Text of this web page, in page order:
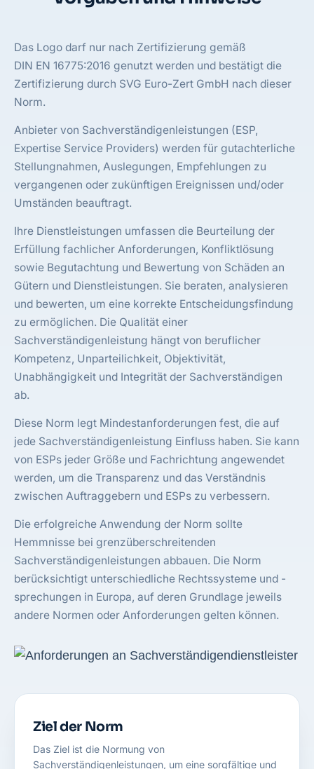
Das Logo darf nur nach Zertifizierung gemäß
DIN EN 16775:2016 genutzt werden und bestätigt die
Zertifizierung durch SVG Euro-Zert GmbH nach dieser
Norm.
Anbieter von Sachverständigenleistungen (ESP,
Expertise Service Providers) werden für gutachterliche
Stellungnahmen, Auslegungen, Empfehlungen zu
vergangenen oder zukünftigen Ereignissen und/oder
Umständen beauftragt.
Ihre Dienstleistungen umfassen die Beurteilung der
Erfüllung fachlicher Anforderungen, Konfliktlösung
sowie Begutachtung und Bewertung von Schäden an
Gütern und Dienstleistungen. Sie beraten, analysieren
und bewerten, um eine korrekte Entscheidungsfindung
zu ermöglichen. Die Qualität einer
Sachverständigenleistung hängt von beruflicher
Kompetenz, Unparteilichkeit, Objektivität,
Unabhängigkeit und Integrität der Sachverständigen
ab.
Diese Norm legt Mindestanforderungen fest, die auf
jede Sachverständigenleistung Einfluss haben. Sie kann
von ESPs jeder Größe und Fachrichtung angewendet
werden, um die Transparenz und das Verständnis
zwischen Auftraggebern und ESPs zu verbessern.
Die erfolgreiche Anwendung der Norm sollte
Hemmnisse bei grenzüberschreitenden
Sachverständigenleistungen abbauen. Die Norm
berücksichtigt unterschiedliche Rechtssysteme und -
sprechungen in Europa, auf deren Grundlage jeweils
andere Normen oder Anforderungen gelten können.
Ziel der Norm
Das Ziel ist die Normung von
Sachverständigenleistungen, um eine sorgfältige und